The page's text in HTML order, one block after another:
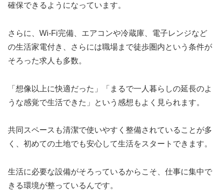
確保できるようになっています。
さらに、Wi-Fi完備、エアコンや冷蔵庫、電子レンジなど
の生活家電付き、さらには職場まで徒歩圏内という条件が
そろった求人も多数。
「想像以上に快適だった」「まるで一人暮らしの延長のよ
うな感覚で生活できた」という感想もよく見られます。
共同スペースも清潔で使いやすく整備されていることが多
く、初めての土地でも安心して生活をスタートできます。
生活に必要な設備がそろっているからこそ、仕事に集中で
きる環境が整っているんです。